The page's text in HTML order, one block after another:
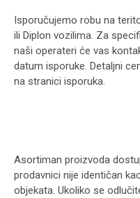
Isporučujemo robu na
ili Diplon vozilima. Za
naši operateri će vas
datum isporuke. Detaljni
na stranici isporuka.
Asortiman proizvoda
prodavnici nije identičan
objekata. Ukoliko se